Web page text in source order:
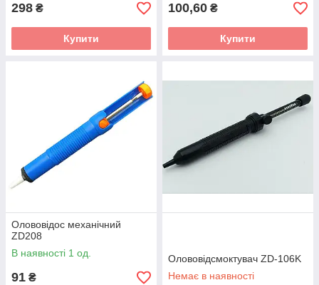
298 ₴
Купити
100,60 ₴
Купити
Олововідос механічний
ZD208
В наявності 1 од.
91 ₴
Олововідсмоктувач ZD-106K
Немає в наявності